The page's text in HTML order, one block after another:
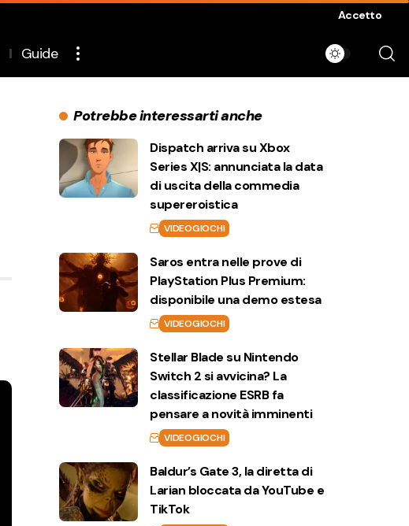
Accetto
Guide
Potrebbe interessarti anche
Dispatch arriva su Xbox
Series X|S: annunciata la data
di uscita della commedia
supereroistica
VIDEOGIOCHI
Saros entra nelle prove di
PlayStation Plus Premium:
disponibile una demo estesa
VIDEOGIOCHI
Stellar Blade su Nintendo
Switch 2 si avvicina? La
classificazione ESRB fa
pensare a novità imminenti
VIDEOGIOCHI
Baldur’s Gate 3, la diretta di
Larian bloccata da YouTube e
TikTok